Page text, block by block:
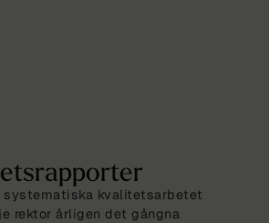
systematiska kvalitetsarbetet
rektor årligen det gångna